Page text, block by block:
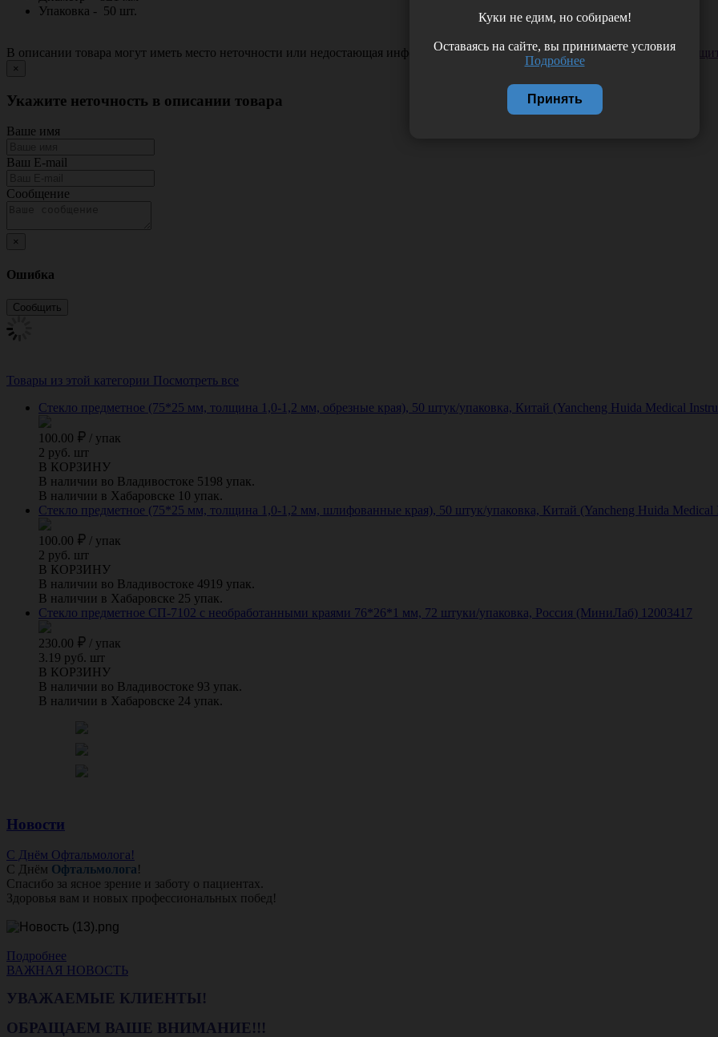
Упаковка - 50 шт.
В описании товара могут иметь место неточности или недостающая информация. Если вы заметили такую проблему —
×
Укажите неточность в описании товара
Ваше имя
Ваш E-mail
Сообщение
×
Ошибка
Товары из этой категории Посмотреть все
Стекло предметное (75*25 мм, толщина 1,0-1,2 мм, обрезные края), 50 штук/упаковка, Китай (Yancheng Huida Medical
100.00 / упак
2 руб. шт
В КОРЗИНУ
В наличии во Владивостоке 5198 упак.
В наличии в Хабаровске 10 упак.
Стекло предметное (75*25 мм, толщина 1,0-1,2 мм, шлифованные края), 50 штук/упаковка, Китай (Yancheng Huida Medical
100.00 / упак
2 руб. шт
В КОРЗИНУ
В наличии во Владивостоке 4919 упак.
В наличии в Хабаровске 25 упак.
Стекло предметное СП-7102 с необработанными краями 76*26*1 мм, 72 штуки/упаковка, Россия (МиниЛаб) 12003417
230.00 / упак
3.19 руб. шт
В КОРЗИНУ
В наличии во Владивостоке 93 упак.
В наличии в Хабаровске 24 упак.
Новости
С Днём Офтальмолога!
С Днём Офтальмолога!
Спасибо за ясное зрение и заботу о пациентах.
Здоровья вам и новых профессиональных побед!
Подробнее
ВАЖНАЯ НОВОСТЬ
УВАЖАЕМЫЕ КЛИЕНТЫ!
ОБРАЩАЕМ ВАШЕ ВНИМАНИЕ!!!
Куки не едим, но собираем!
Оставаясь на сайте, вы принимаете условия
Подробнее
Принять